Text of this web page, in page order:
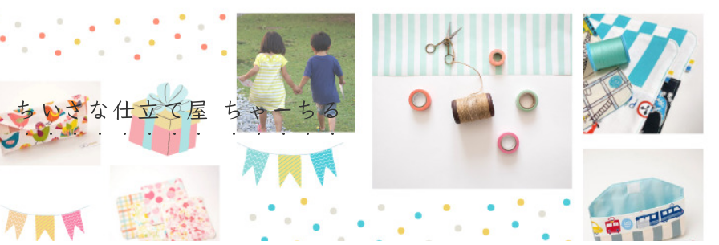
ちいさな仕立て屋 ちゃーちる